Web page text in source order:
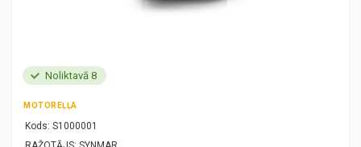
Noliktavā 8
MOTOREĻĻA
Kods: S1000001